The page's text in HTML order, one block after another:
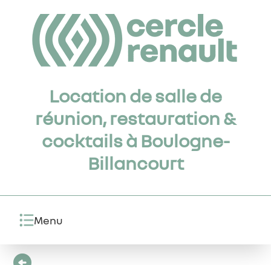
Location de salle de
réunion, restauration &
cocktails à Boulogne-
Billancourt
Menu